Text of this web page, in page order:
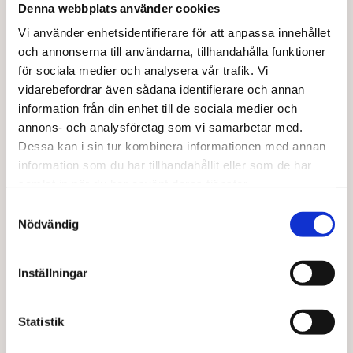
Denna webbplats använder cookies
Vi använder enhetsidentifierare för att anpassa innehållet
och annonserna till användarna, tillhandahålla funktioner
för sociala medier och analysera vår trafik. Vi
vidarebefordrar även sådana identifierare och annan
information från din enhet till de sociala medier och
annons- och analysföretag som vi samarbetar med.
Dessa kan i sin tur kombinera informationen med annan
information som du har tillhandahållit eller som de har
Nödvändig
Inställningar
Statistik
BARABRAMAT
Gråärt stor KRAV
Från46,00 kr
Den
produkten
varianter.
alternativen
ALIVE FOODS
Cashewsmör stenmalet EKO 260 g
160,00 kr
Lägg till i varukorg